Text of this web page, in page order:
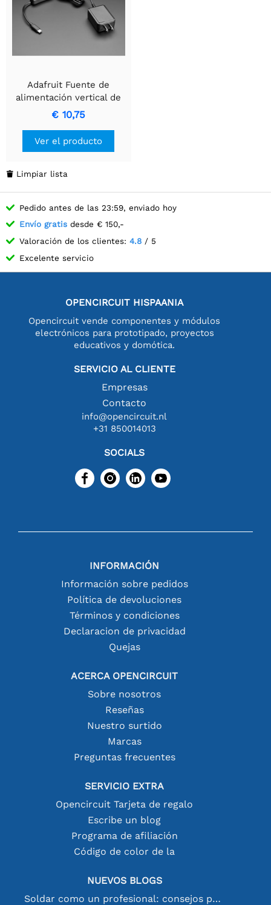
Adafruit Fuente de
alimentación vertical de
pared con salida USB -C
de 5 V y 3 A e interruptor
€ 10,75
Ver el producto
 Limpiar lista
Pedido antes de las 23:59, enviado hoy
Envío gratis desde € 150,-
Valoración de los clientes: 4.8 / 5
Excelente servicio
OPENCIRCUIT HISPAANIA
Opencircuit vende componentes y módulos
electrónicos para prototipado, proyectos
educativos y domótica.
SERVICIO AL CLIENTE
Empresas
Contacto
info@opencircuit.nl
+31 850014013
SOCIALS
INFORMACIÓN
Información sobre pedidos
Política de devoluciones
Términos y condiciones
Declaracion de privacidad
Quejas
ACERCA OPENCIRCUIT
Sobre nosotros
Reseñas
Nuestro surtido
Marcas
Preguntas frecuentes
SERVICIO EXTRA
Opencircuit Tarjeta de regalo
Escribe un blog
Programa de afiliación
Código de color de la
NUEVOS BLOGS
Soldar como un profesional: consejos para conexiones electrónicas perfectas